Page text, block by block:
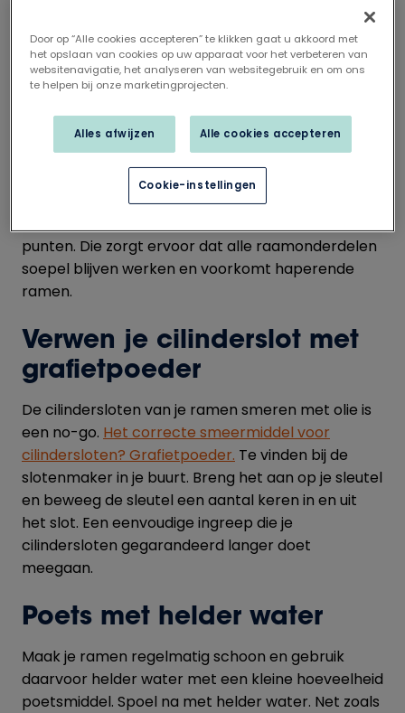
Slim smeren is de
boodschap
Scharnieren, sloten, raambeslag en andere
bewegende delen van je ramen hebben minstens
één onderhoudsbeurt per jaar nodig. Voorzie een
punten. Die zorgt ervoor dat alle raamonderdelen
soepel blijven werken en voorkomt haperende
ramen.
Verwen je cilinderslot met
grafietpoeder
De cilindersloten van je ramen smeren met olie is
een no-go. Het correcte smeermiddel voor
cilindersloten? Grafietpoeder. Te vinden bij de
slotenmaker in je buurt. Breng het aan op je sleutel
en beweeg de sleutel een aantal keren in en uit
het slot. Een eenvoudige ingreep die je
cilindersloten gegarandeerd langer doet
meegaan.
Poets met helder water
Maak je ramen regelmatig schoon en gebruik
daarvoor helder water met een kleine hoeveelheid
poetsmiddel. Spoel na met helder water. Net zoals
Deel dit artikel op
Door op “Alle cookies accepteren” te klikken gaat u akkoord met
het opslaan van cookies op uw apparaat voor het verbeteren van
websitenavigatie, het analyseren van websitegebruik en om ons
te helpen bij onze marketingprojecten.
Alles afwijzen Alle cookies accepteren
Cookie-instellingen